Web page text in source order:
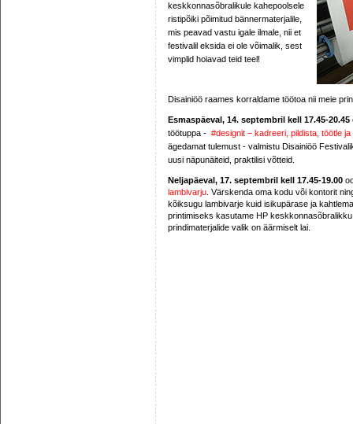
keskkonnasõbralikule kahepoolsele
ristipõiki põimitud bännermaterjalile,
mis peavad vastu igale ilmale, nii et
festivalil eksida ei ole võimalik, sest
vimplid hoiavad teid teel!
Disainiöö raames korraldame töötoa nii meie
Esmaspäeval, 14. septembril kell 17.45-20.45
töötuppa - #designit – kadreeri, pildista, töötle ja
ägedamat tulemust - valmistu Disainiöö
uusi näpunäiteid, praktilisi võtteid.
Neljapäeval, 17. septembril kell 17.45-19.00
lambivarju . Värskenda oma kodu või kontorit
kõiksugu lambivarje kuid isikupärase ja
printimiseks kasutame HP
prindimaterjalide valik on äärmiselt lai.